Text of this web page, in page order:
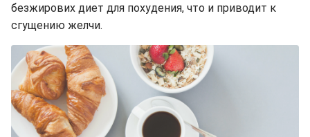
безжирових диет для похудения, что и приводит к
сгущению желчи.